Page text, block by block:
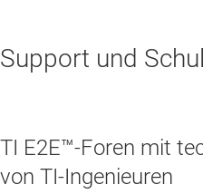
Support und
TI E2E™-Foren mit
von TI-Ingenieuren